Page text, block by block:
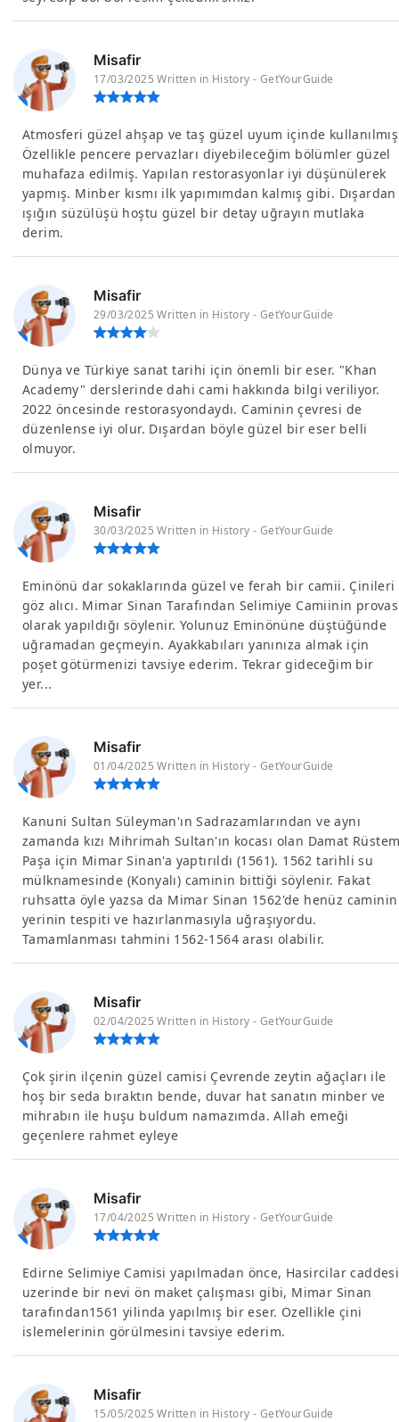
Misafir
17/03/2025 Written in History - GetYourGuide
Atmosferi güzel ahşap ve taş güzel uyum içinde
Özellikle pencere pervazları diyebileceğim bölümler güzel
muhafaza edilmiş. Yapılan restorasyonlar iyi düşünülerek
yapmış. Minber kısmı ilk yapımımdan kalmış gibi. Dışardan
ışığın süzülüşü hoştu güzel bir detay uğrayın mutlaka
derim.
Misafir
29/03/2025 Written in History - GetYourGuide
Dünya ve Türkiye sanat tarihi için önemli bir eser. "Khan
Academy" derslerinde dahi cami hakkında bilgi veriliyor.
2022 öncesinde restorasyondaydı. Caminin çevresi de
düzenlense iyi olur. Dışardan böyle güzel bir eser belli
olmuyor.
Misafir
30/03/2025 Written in History - GetYourGuide
Eminönü dar sokaklarında güzel ve ferah bir camii. Çinileri
göz alıcı. Mimar Sinan Tarafından Selimiye Camiinin
olarak yapıldığı söylenir. Yolunuz Eminönüne düştüğünde
uğramadan geçmeyin. Ayakkabıları yanınıza almak için
poşet götürmenizi tavsiye ederim. Tekrar gideceğim bir
yer...
Misafir
01/04/2025 Written in History - GetYourGuide
Kanuni Sultan Süleyman'ın Sadrazamlarından ve aynı
zamanda kızı Mihrimah Sultan'ın kocası olan Damat
Paşa için Mimar Sinan'a yaptırıldı (1561). 1562 tarihli su
mülknamesinde (Konyalı) caminin bittiği söylenir. Fakat
ruhsatta öyle yazsa da Mimar Sinan 1562'de henüz caminin
yerinin tespiti ve hazırlanmasıyla uğraşıyordu.
Tamamlanması tahmini 1562-1564 arası olabilir.
Misafir
02/04/2025 Written in History - GetYourGuide
Çok şirin ilçenin güzel camisi Çevrende zeytin ağaçları ile
hoş bir seda bıraktın bende, duvar hat sanatın minber ve
mihrabın ile huşu buldum namazımda. Allah emeği
geçenlere rahmet eyleye
Misafir
17/04/2025 Written in History - GetYourGuide
Edirne Selimiye Camisi yapılmadan önce, Hasircilar caddesi
uzerinde bir nevi ön maket çalışması gibi, Mimar Sinan
tarafından1561 yilinda yapılmış bir eser. Ozellikle çini
islemelerinin görülmesini tavsiye ederim.
Misafir
15/05/2025 Written in History - GetYourGuide